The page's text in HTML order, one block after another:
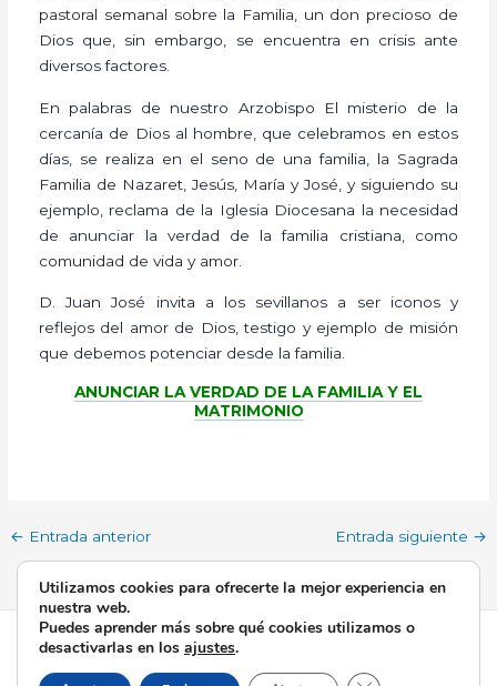
pastoral semanal sobre la Familia, un don precioso de
Dios que, sin embargo, se encuentra en crisis ante
diversos factores.
En palabras de nuestro Arzobispo El misterio de la
cercanía de Dios al hombre, que celebramos en estos
días, se realiza en el seno de una familia, la Sagrada
Familia de Nazaret, Jesús, María y José, y siguiendo su
ejemplo, reclama de la Iglesia Diocesana la necesidad
de anunciar la verdad de la familia cristiana, como
comunidad de vida y amor.
D. Juan José invita a los sevillanos a ser iconos y
reflejos del amor de Dios, testigo y ejemplo de misión
que debemos potenciar desde la familia.
ANUNCIAR LA VERDAD DE LA FAMILIA Y EL
MATRIMONIO
← Entrada anterior Entrada siguiente →
Todos los derechos © 2026 Esperanza de Triana | Funciona
gracias aTema Astra para WordPress
Utilizamos cookies para ofrecerte la mejor experiencia en
nuestra web.
Puedes aprender más sobre qué cookies utilizamos o
desactivarlas en los ajustes.